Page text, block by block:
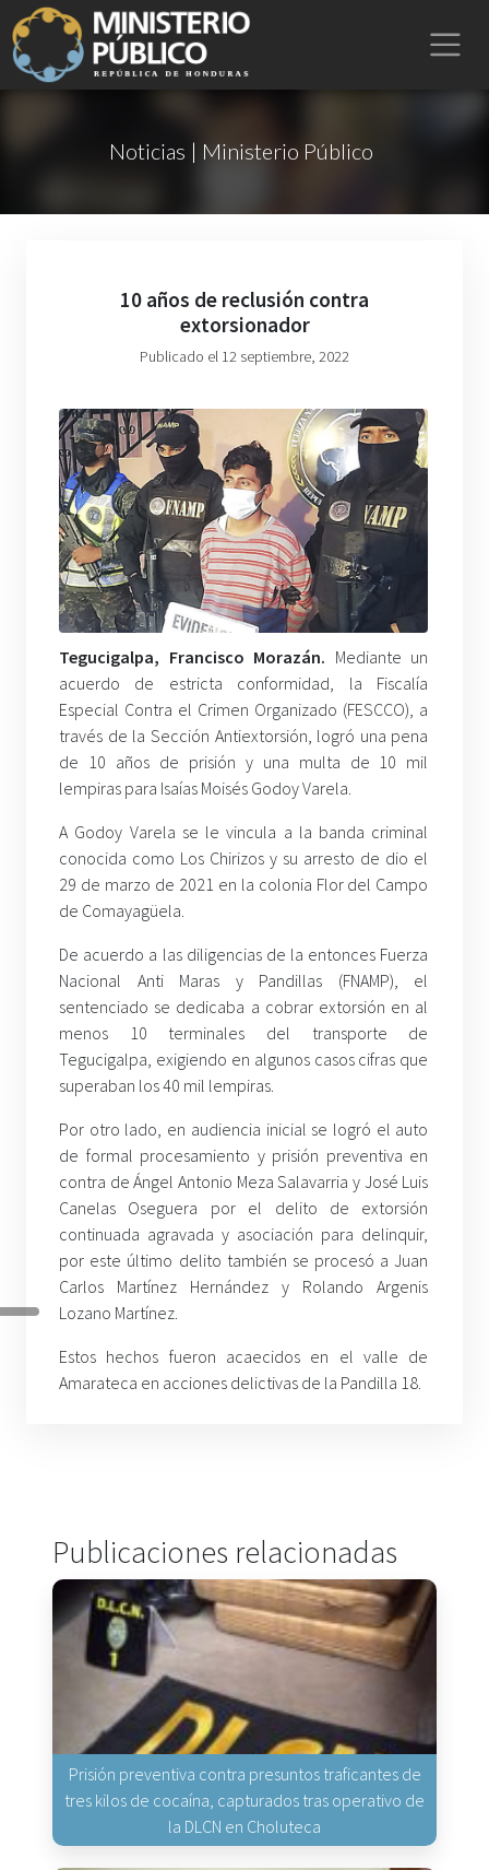
Noticias | Ministerio Público
10 años de reclusión contra
extorsionador
Publicado el 12 septiembre, 2022
Tegucigalpa, Francisco Morazán. Mediante un
acuerdo de estricta conformidad, la Fiscalía
Especial Contra el Crimen Organizado (FESCCO), a
través de la Sección Antiextorsión, logró una pena
de 10 años de prisión y una multa de 10 mil
lempiras para Isaías Moisés Godoy Varela.
A Godoy Varela se le vincula a la banda criminal
conocida como Los Chirizos y su arresto de dio el
29 de marzo de 2021 en la colonia Flor del Campo
de Comayagüela.
De acuerdo a las diligencias de la entonces Fuerza
Nacional Anti Maras y Pandillas (FNAMP), el
sentenciado se dedicaba a cobrar extorsión en al
menos 10 terminales del transporte de
Tegucigalpa, exigiendo en algunos casos cifras que
superaban los 40 mil lempiras.
Por otro lado, en audiencia inicial se logró el auto
de formal procesamiento y prisión preventiva en
contra de Ángel Antonio Meza Salavarria y José Luis
Canelas Oseguera por el delito de extorsión
continuada agravada y asociación para delinquir,
por este último delito también se procesó a Juan
Carlos Martínez Hernández y Rolando Argenis
Lozano Martínez.
Estos hechos fueron acaecidos en el valle de
Amarateca en acciones delictivas de la Pandilla 18.
Publicaciones relacionadas
Prisión preventiva contra presuntos traficantes de
tres kilos de cocaína, capturados tras operativo de
la DLCN en Choluteca